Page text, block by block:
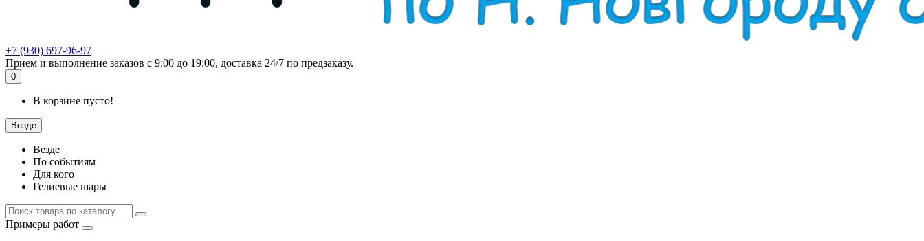
+7 (930) 697-96-97
Прием и выполнение заказов с 9:00 до 19:00, доставка 24/7 по предзаказу.
0
В корзине пусто!
Везде
Везде
По событиям
Для кого
Гелиевые шары
Примеры работ